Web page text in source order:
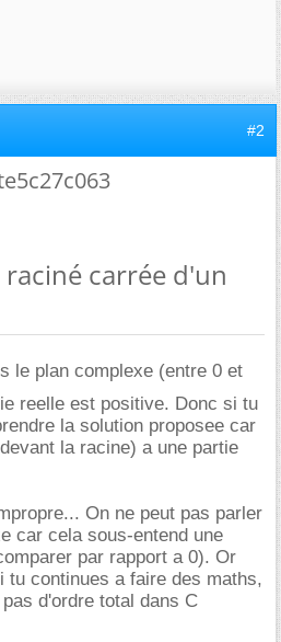
#2
raciné carrée d'un
le plan complexe (entre 0 et
reelle est positive. Donc si tu
la solution proposee car
la racine) a une partie
On ne peut pas parler
car cela sous-entend une
par rapport a 0). Or
tu continues a faire des maths,
d'ordre total dans C